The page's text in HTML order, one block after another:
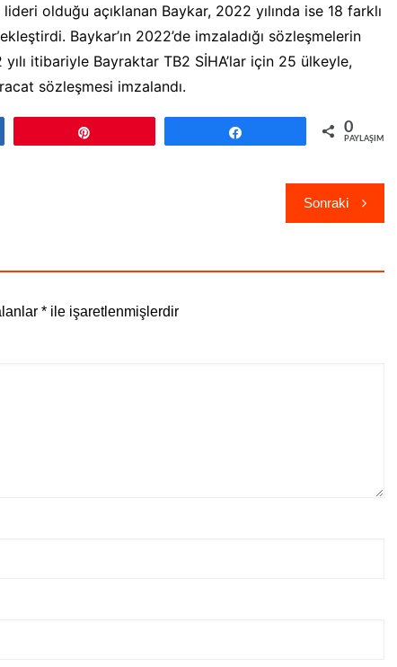
olduğu açıklanan Baykar, 2022 yılında ise 18 farklı
Baykar’ın 2022’de imzaladığı sözleşmelerin
itibariyle Bayraktar TB2 SİHA’lar için 25 ülkeyle,
sözleşmesi imzalandı.
0
PAYLAŞIMLAR
Sonraki
* ile işaretlenmişlerdir